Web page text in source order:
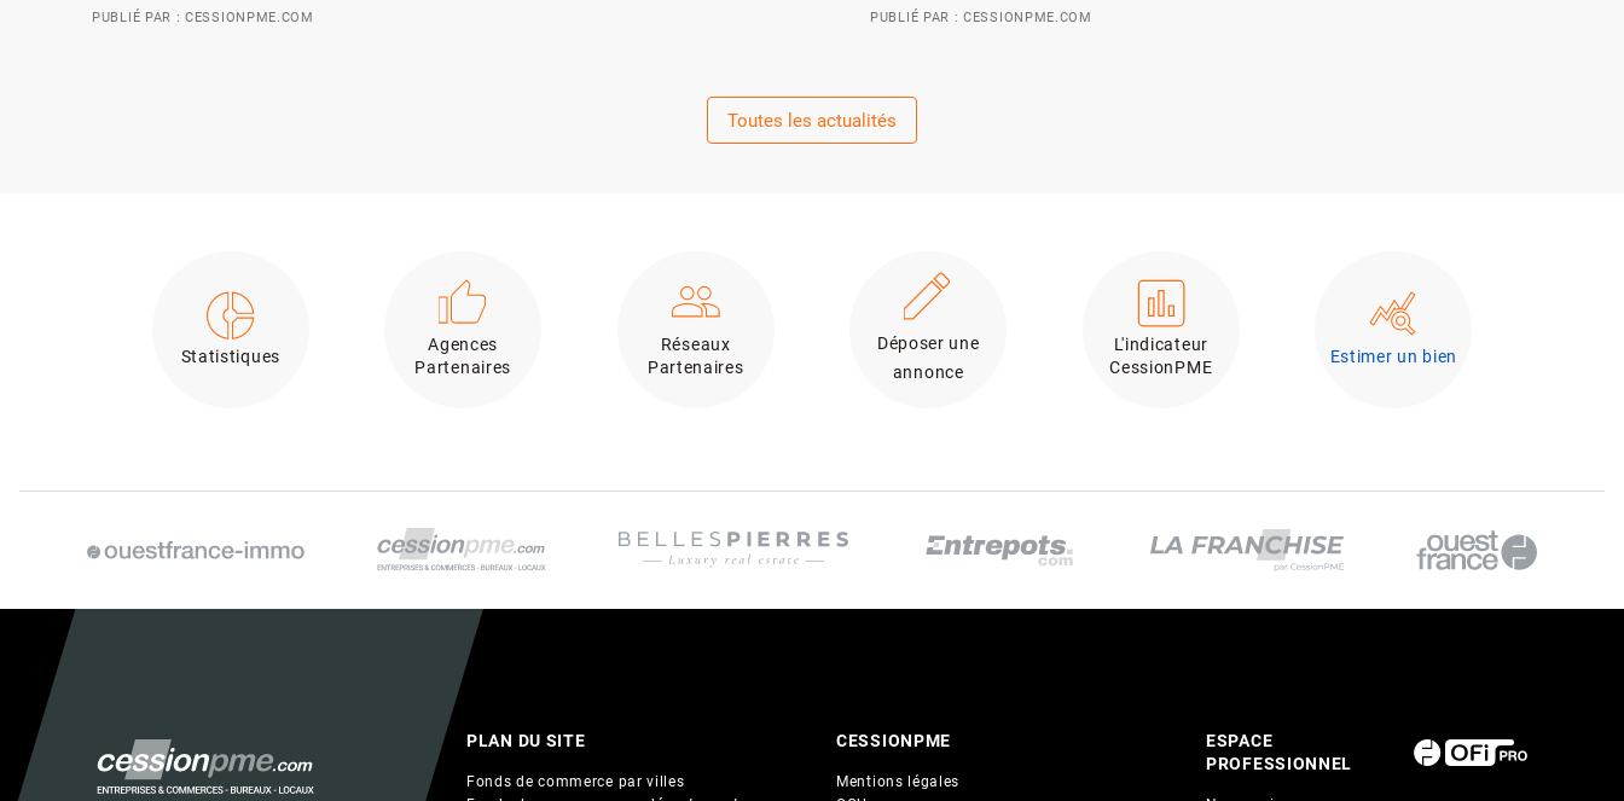
PUBLIÉ PAR : CESSIONPME.COM PUBLIÉ PAR : CESSIONPME.COM
Toutes les actualités
Statistiques
Agences
Partenaires
Réseaux
Partenaires
Déposer une
annonce
L'indicateur
CessionPME
Estimer un bien
PLAN DU SITE
Fonds de commerce par villes
CESSIONPME
Mentions légales
ESPACE
PROFESSIONNEL